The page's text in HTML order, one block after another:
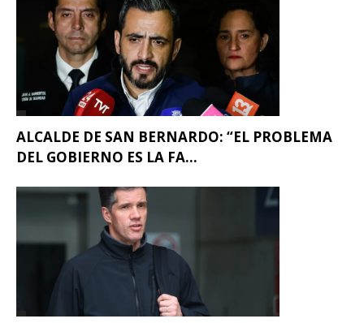
ALCALDE DE SAN BERNARDO: “EL PROBLEMA
DEL GOBIERNO ES LA FA...